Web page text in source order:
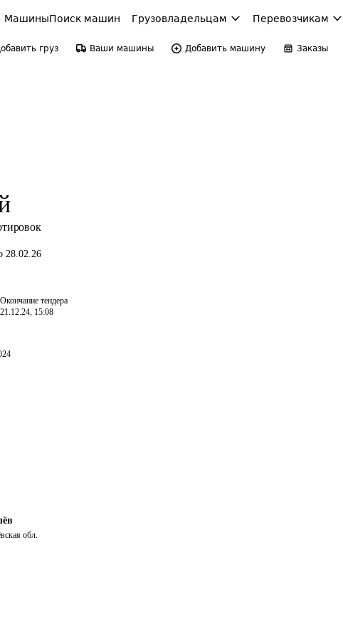
МашиныПоиск машин Грузовладельцам Перевозчикам
груз Ваши машины Добавить машину Заказы
28.02.26
Окончание тендера
21.12.24, 15:08
обл.